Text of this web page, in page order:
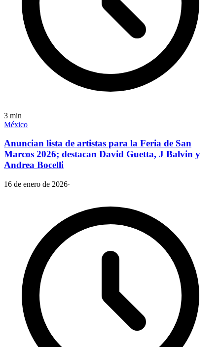
3 min
México
Anuncian lista de artistas para la Feria de San
Marcos 2026; destacan David Guetta, J Balvin y
Andrea Bocelli
16 de enero de 2026·